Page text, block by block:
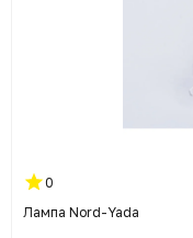
0
Лампа Nord-Yada